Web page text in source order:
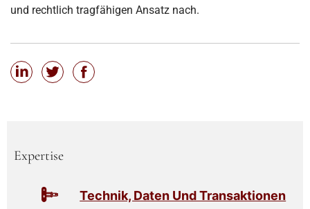
und rechtlich tragfähigen Ansatz nach.
Expertise
Technik, Daten Und Transaktionen